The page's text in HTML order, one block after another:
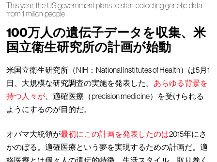
This year, the US government plans to start collecting genetic data
from 1 million people
100万人の遺伝子データを収集、米
国立衛生研究所の計画が始動
米国立衛生研究所（NIH：National Institutes of Health）は5月1
日、大規模な研究調査の実施を発表した。 あらゆる背景を
持つ人々が 、適確医療（precision medicine）を受けられる
ようにするのが目的だ。
オバマ大統領が最初にこの計画を発表したのは2015年にさ
かのぼる。適確医療という夢を実現するための計画だ。適
格医療とは個々人の遺伝的特徴、生活スタイル、取り巻く